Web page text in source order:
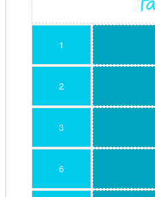
1
2
3
6